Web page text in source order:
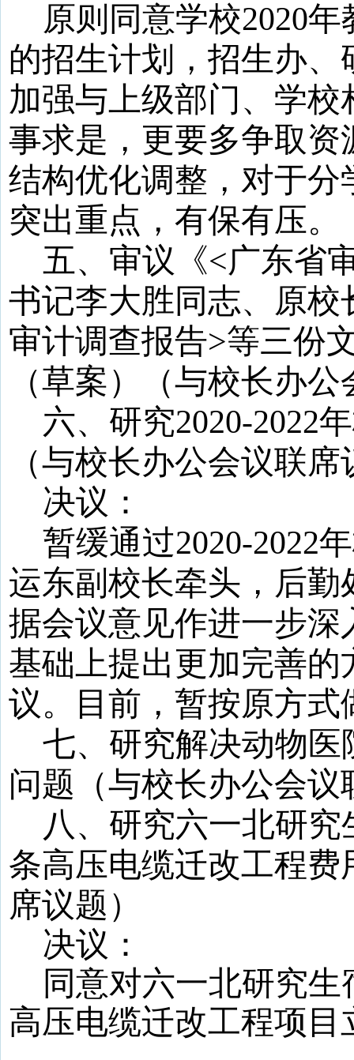
原则同意学校2020
的招生计划，招生办
加强与上级部门、学
事求是，更要多争取
结构优化调整，对于
突出重点，有保有压。
五、审议 《<广东省
书记李大胜同志、原
审计调查报告>等三份
（草案）
（与校长办公
六、 研究2020-2022
（与校长办公会议联席
决议 ：
暂缓通过2020-2022
运东副校长牵头，后
据会议意见作进一步
基础上提出更加完善
议。目前，暂按原方
七、研究解决动物医
问题 （与校长办公会
八、 研究六一北研究
条高压电缆迁改工程费
席议题）
决议：
同意对六一北研究生
高压电缆迁改工程项目